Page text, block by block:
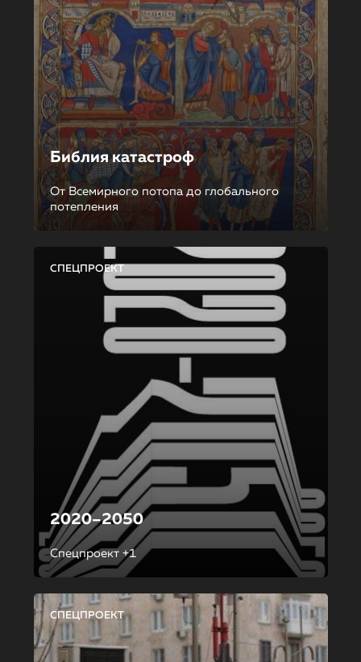
Библия катастроф
От Всемирного потопа до глобального
потепления
СПЕЦПРОЕКТ
2020–2050
Спецпроект +1
СПЕЦПРОЕКТ